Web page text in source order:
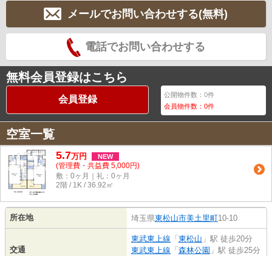
メールでお問い合わせする(無料)
電話でお問い合わせする
無料会員登録はこちら
会員登録 公開物件数：0件
会員物件数：0件
空室一覧
5.7万円 NEW
(管理費・共益費 5,000円)
敷：0ヶ月｜礼：0ヶ月
2階 / 1K / 36.92㎡
所在地 埼玉県東松山市美土里町10-10
交通
東武東上線 「 東松山 」駅 徒歩20分
東武東上線 「 森林公園 」駅 徒歩25分